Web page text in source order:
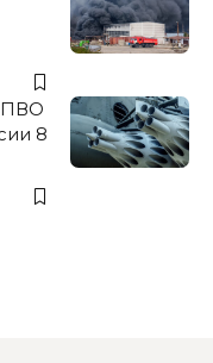
ПВО
8